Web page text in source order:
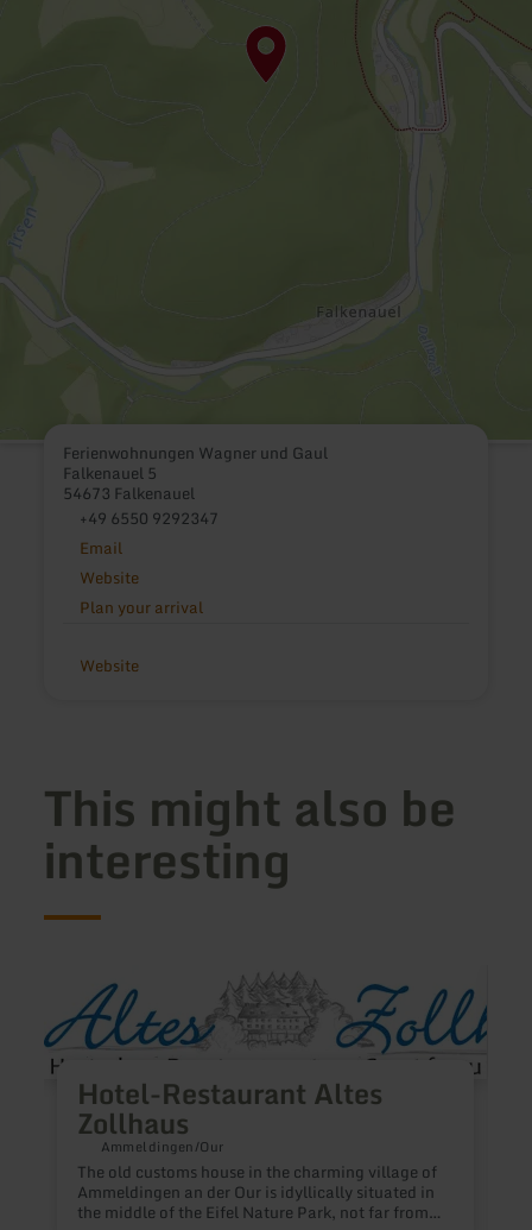
Ferienwohnungen Wagner und Gaul
Falkenauel 5
54673 Falkenauel
+49 6550 9292347
Email
Website
Plan your arrival
Website
This might also be
interesting
Hotel-Restaurant Altes
Zollhaus
Ammeldingen/Our
The old customs house in the charming village of
Ammeldingen an der Our is idyllically situated in
the middle of the Eifel Nature Park, not far from
about:
Hotel-
Restaurant
Altes
Zollhaus
about: